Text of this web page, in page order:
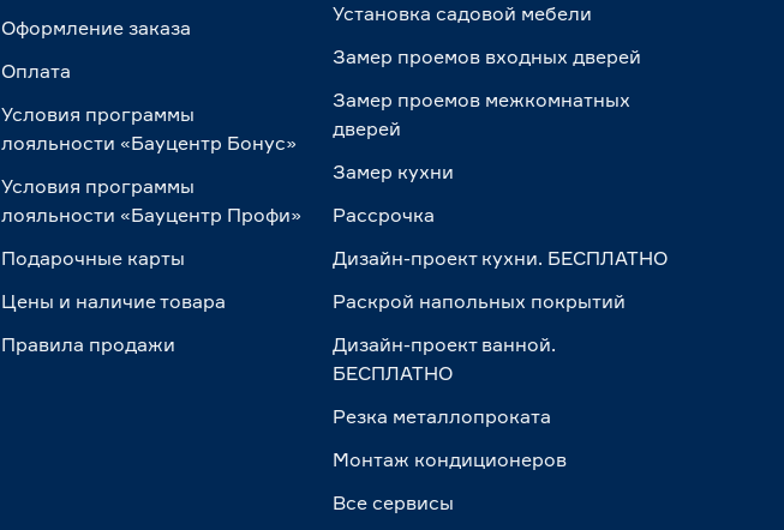
Оформление заказа
Оплата
Условия программы
лояльности «Бауцентр Бонус»
Условия программы
лояльности «Бауцентр Профи»
Подарочные карты
Цены и наличие товара
Правила продажи
Установка садовой мебели
Замер проемов входных дверей
Замер проемов межкомнатных
дверей
Замер кухни
Рассрочка
Дизайн-проект кухни. БЕСПЛАТНО
Раскрой напольных покрытий
Дизайн-проект ванной.
БЕСПЛАТНО
Резка металлопроката
Монтаж кондиционеров
Все сервисы